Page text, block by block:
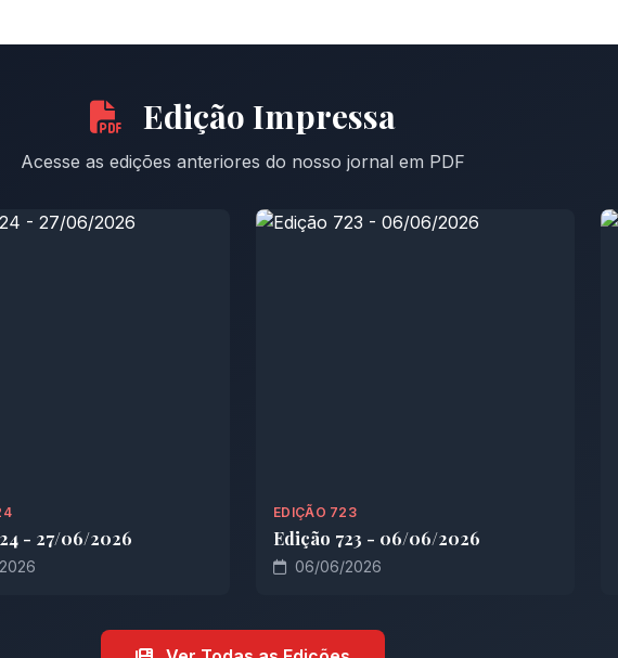
Edição Impressa
Acesse as edições anteriores do nosso jornal em PDF
- 27/06/2026
EDIÇÃO 723
Edição 723 - 06/06/2026
06/06/2026